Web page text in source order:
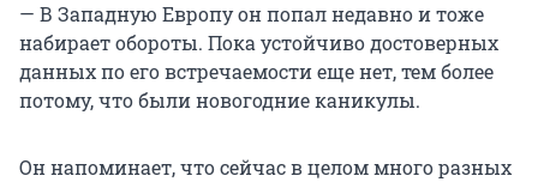
— В Западную Европу он попал недавно и тоже
набирает обороты. Пока устойчиво достоверных
данных по его встречаемости еще нет, тем более
потому, что были новогодние каникулы.
Он напоминает, что сейчас в целом много разных